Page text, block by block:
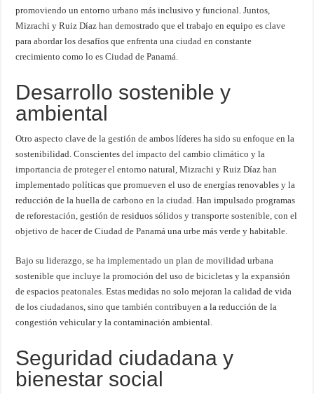
promoviendo un entorno urbano más inclusivo y funcional. Juntos,
Mizrachi y Ruiz Díaz han demostrado que el trabajo en equipo es clave
para abordar los desafíos que enfrenta una ciudad en constante
crecimiento como lo es Ciudad de Panamá.
Desarrollo sostenible y
ambiental
Otro aspecto clave de la gestión de ambos líderes ha sido su enfoque en la
sostenibilidad. Conscientes del impacto del cambio climático y la
importancia de proteger el entorno natural, Mizrachi y Ruiz Díaz han
implementado políticas que promueven el uso de energías renovables y la
reducción de la huella de carbono en la ciudad. Han impulsado programas
de reforestación, gestión de residuos sólidos y transporte sostenible, con el
objetivo de hacer de Ciudad de Panamá una urbe más verde y habitable.
Bajo su liderazgo, se ha implementado un plan de movilidad urbana
sostenible que incluye la promoción del uso de bicicletas y la expansión
de espacios peatonales. Estas medidas no solo mejoran la calidad de vida
de los ciudadanos, sino que también contribuyen a la reducción de la
congestión vehicular y la contaminación ambiental.
Seguridad ciudadana y
bienestar social